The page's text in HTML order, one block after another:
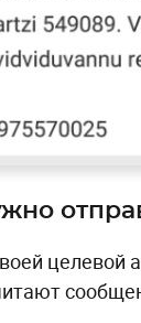
целевой